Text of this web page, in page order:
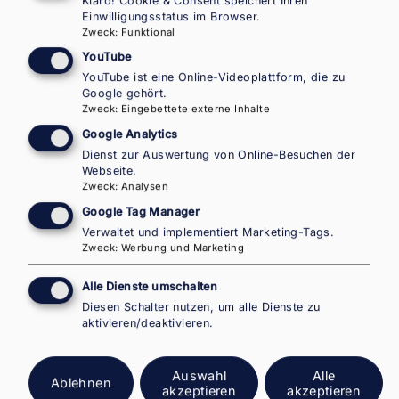
ÖSTERREICH ASYL- UND
MIGRATIONSÜBERBLICK 2025
Was hat sich 2025 in der
österreichischen Asyl- und
Migrationspolitik verändert?
INARA HABIBZADEH
Migrationspolitik ist ein Politikfeld, das sich
laufend weiterentwickelt.
Weiterlesen
über
Was
Einwilligungsstatus im Browser.
Zweck: Funktional
YouTube
YouTube ist eine Online-Videoplattform, die zu
Google gehört.
Zweck: Eingebettete externe Inhalte
Google Analytics
Dienst zur Auswertung von Online-Besuchen der
Webseite.
Zweck: Analysen
Google Tag Manager
Verwaltet und implementiert Marketing-Tags.
Zweck: Werbung und Marketing
Alle Dienste umschalten
Diesen Schalter nutzen, um alle Dienste zu
aktivieren/deaktivieren.
Ablehnen
Auswahl
akzeptieren
Alle
akzeptieren